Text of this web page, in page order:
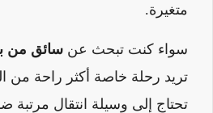
متغيرة.
سواء كنت تبحث عن سائق من
تريد رحلة خاصة أكثر راحة من
تحتاج إلى وسيلة انتقال مرتبة